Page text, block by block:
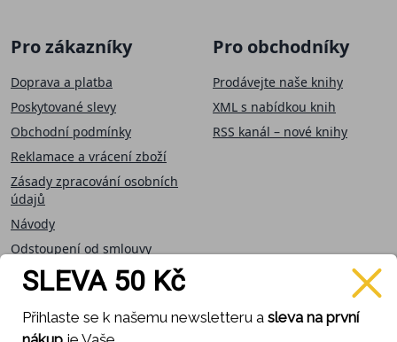
Pro zákazníky
Doprava a platba
Poskytované slevy
Obchodní podmínky
Reklamace a vrácení zboží
Zásady zpracování osobních
údajů
Návody
Odstoupení od smlouvy
Pro obchodníky
Prodávejte naše knihy
XML s nabídkou knih
RSS kanál – nové knihy
Přijímáme on-line
platby
Sledujte nás
SLEVA 50 Kč
Přihlaste se k našemu newsletteru a sleva na první